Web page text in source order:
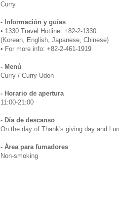
Curry
- Información y guías
• 1330 Travel Hotline: +82-2-1330
(Korean, English, Japanese, Chinese)
• For more info: +82-2-461-1919
- Menú
Curry / Curry Udon
- Horario de apertura
11:00-21:00
- Día de descanso
On the day of Thank's giving day and
- Área para fumadores
Non-smoking